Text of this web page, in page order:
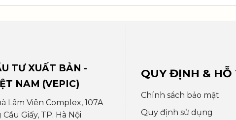
TƯ XUẤT BẢN -
NAM (VEPIC)
Lâm Viên Complex, 107A
Giấy, TP. Hà Nội
QUY ĐỊNH & HỖ
Chính sách bảo mật
Quy định sử dụng